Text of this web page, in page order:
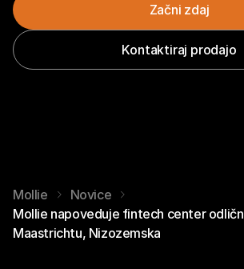
Začni zdaj
Kontaktiraj prodajo
Mollie
Novice
Mollie napoveduje fintech center
Maastrichtu, Nizozemska